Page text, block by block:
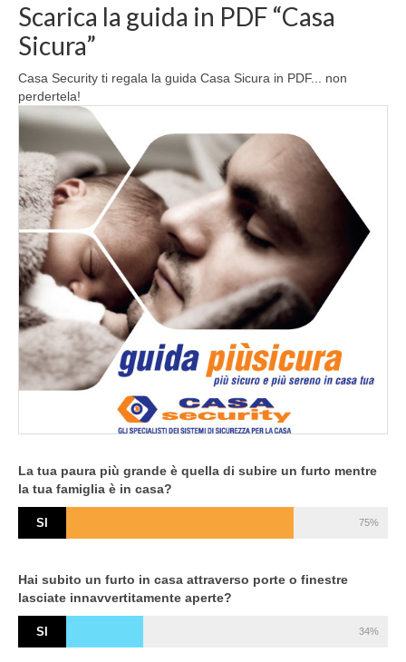
Scarica la guida in PDF “Casa
Sicura”
Casa Security ti regala la guida Casa Sicura in PDF... non
perdertela!
La tua paura più grande è quella di subire un furto mentre
la tua famiglia è in casa?
SI 75%
Hai subito un furto in casa attraverso porte o finestre
lasciate innavvertitamente aperte?
SI 34%